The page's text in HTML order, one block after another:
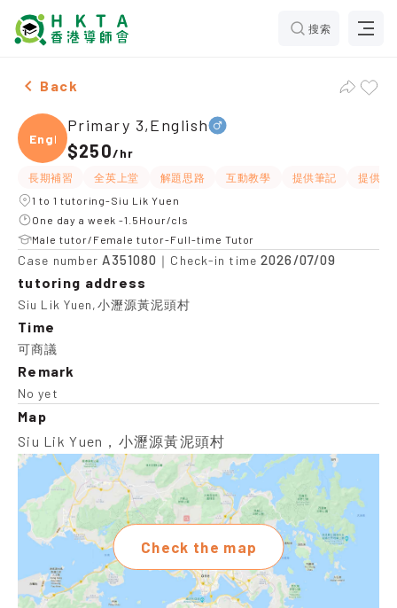
搜索
Male Primary 3,English，Siu Lik Yuen Tuition
Back
Engli
Primary 3,English
$250/hr
長期補習 全英上堂 解題思路 互動教學 提供筆記
提供練
1 to 1 tutoring-Siu Lik Yuen
One day a week -1.5Hour/cls
Male tutor/Female tutor-Full-time Tutor
Case number A351080 ｜Check-in time2026/07/09
tutoring address
Siu Lik Yuen,小瀝源黃泥頭村
Time
可商議
Remark
No yet
Map
Siu Lik Yuen，小瀝源黃泥頭村
Check the map